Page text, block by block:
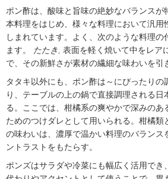
ポン酢は、酸味と旨味の絶妙なバランスが
本料理をはじめ、様々な料理において汎用
しまれています。よく、次のような料理
ます。
たたき, 表面を軽く焼いて中をレア
で、その新鮮さが素材の繊細な味わいを引
タタキ以外にも、ポン酢は～にぴったりの
り、テーブルの上の鍋で直接調理される日
る。ここでは、柑橘系の爽やかで深みのあ
ためのつけダレとして用いられる。柑橘類
の味わいは、濃厚で温かい料理のバランス
ントラストをもたらす。
ポンズはサラダや冷菜にも幅広く活用でき